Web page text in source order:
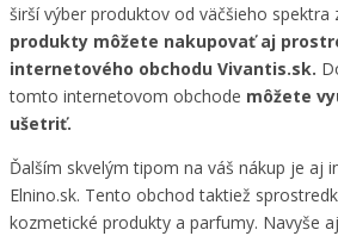
širší výber produktov od väčšieho spektra
produkty môžete nakupovať aj
internetového obchodu Vivantis.sk.
tomto internetovom obchode môžete
ušetriť.
Ďalším skvelým tipom na váš nákup je aj
Elnino.sk. Tento obchod taktiež
kozmetické produkty a parfumy. Navyše aj